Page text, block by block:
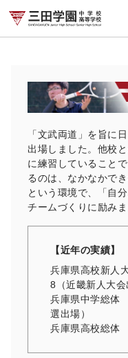
「文武両道」を旨に
出場しました。他校
に練習していること
るのは、なかなかで
という環境で、「自
チームづくりに励みま
【近年の実績】
兵庫県高校新
8（近畿新人大会
兵庫県中学総
選出場）
兵庫県高校総